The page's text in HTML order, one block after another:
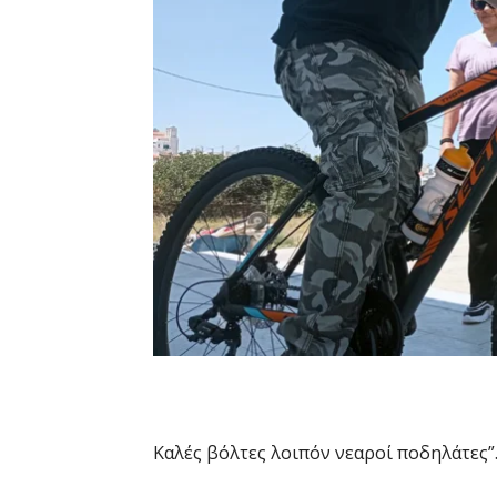
Καλές βόλτες λοιπόν νεαροί ποδηλάτες”.